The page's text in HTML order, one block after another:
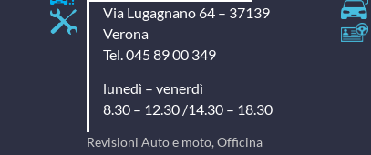
Via Lugagnano 64 – 37139
Verona
Tel. 045 89 00 349
lunedì – venerdì
8.30 – 12.30 /14.30 – 18.30
Revisioni Auto e moto, Officina